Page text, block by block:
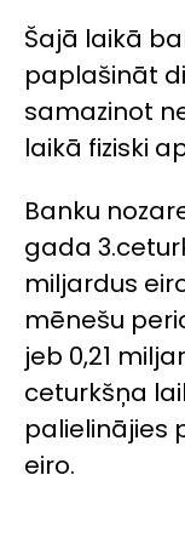
Šajā laikā
paplašināt
samazinot
laikā fiziski
Banku
gada
miljardus
mēnešu
jeb 0,21
ceturkšņa
palielinājies
eiro.